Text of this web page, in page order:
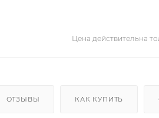
Цена действительна
ОТЗЫВЫ КАК КУПИТЬ